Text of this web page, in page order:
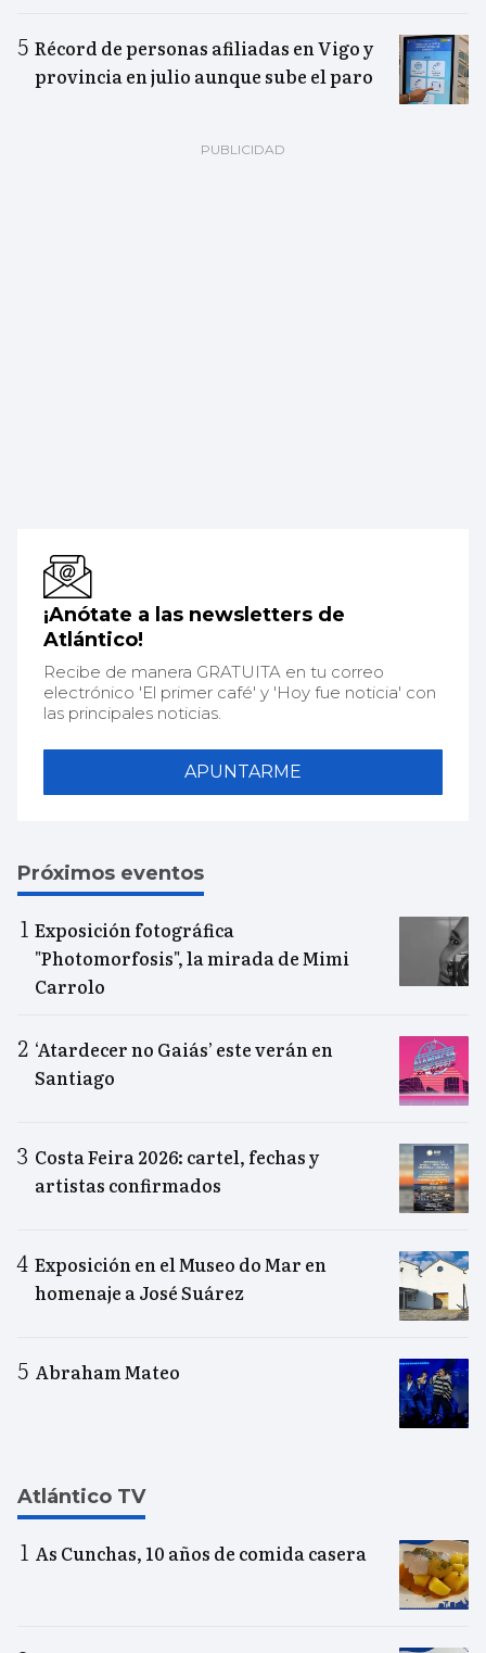
Récord de personas afiliadas en Vigo y
provincia en julio aunque sube el paro
¡Anótate a las newsletters de
Atlántico!
Recibe de manera GRATUITA en tu correo
electrónico 'El primer café' y 'Hoy fue noticia' con
las principales noticias.
APUNTARME
Próximos eventos
Exposición fotográfica
"Photomorfosis", la mirada de Mimi
Carrolo
‘Atardecer no Gaiás’ este verán en
Santiago
Costa Feira 2026: cartel, fechas y
artistas confirmados
Exposición en el Museo do Mar en
homenaje a José Suárez
Abraham Mateo
Atlántico TV
As Cunchas, 10 años de comida casera